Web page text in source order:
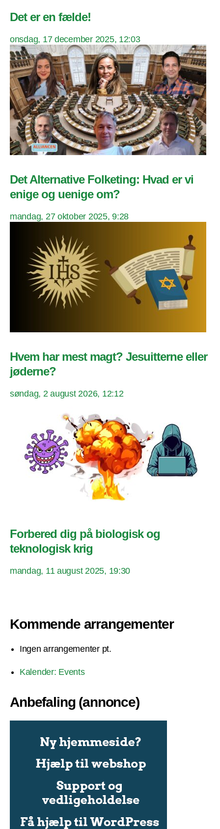
Det er en fælde!
onsdag, 17 december 2025, 12:03
Det Alternative Folketing: Hvad er vi
enige og uenige om?
mandag, 27 oktober 2025, 9:28
Hvem har mest magt? Jesuitterne eller
jøderne?
søndag, 2 august 2026, 12:12
Forbered dig på biologisk og
teknologisk krig
mandag, 11 august 2025, 19:30
Kommende arrangementer
Ingen arrangementer pt.
Kalender: Events
Anbefaling (annonce)